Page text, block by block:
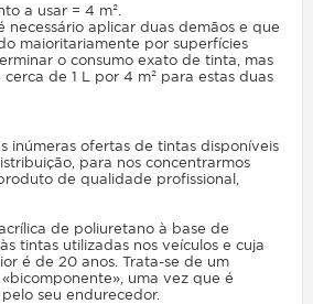
a usar = 4 m².
necessário aplicar duas demãos e que
maioritariamente por superfícies
o consumo exato de tinta, mas
de 1 L por 4 m² para estas duas
inúmeras ofertas de tintas disponíveis
para nos concentrarmos
de qualidade profissional,
de poliuretano à base de
tintas utilizadas nos veículos e cuja
é de 20 anos. Trata-se de um
uma vez que é
seu endurecedor.